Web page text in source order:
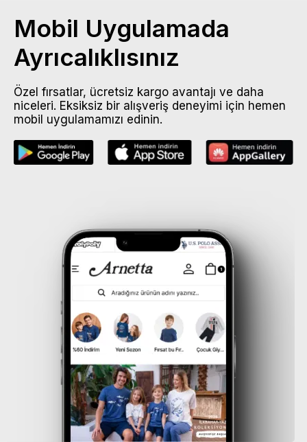
Mobil Uygulamada
Ayrıcalıklısınız
Özel fırsatlar, ücretsiz kargo avantajı ve daha
niceleri. Eksiksiz bir alışveriş deneyimi için hemen
mobil uygulamamızı edinin.